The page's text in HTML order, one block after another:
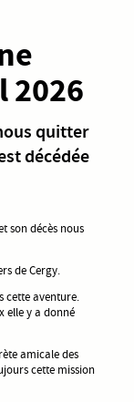
2026
quitter
décédée
son décès nous
de Cergy.
cette aventure.
elle y a donné
amicale des
cette mission